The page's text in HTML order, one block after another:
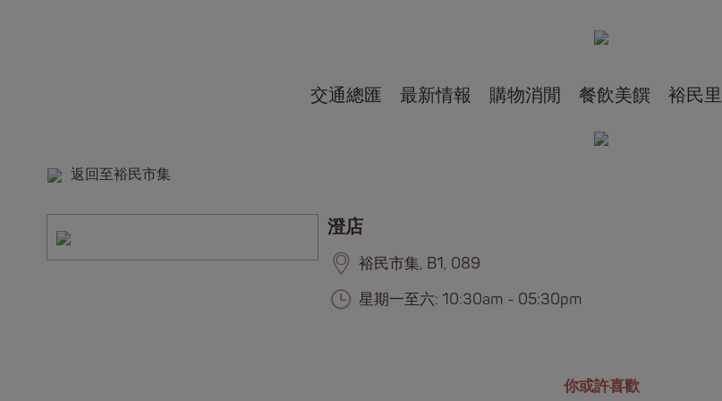
交通總匯 最新情報 購物消閒 餐飲美饌 裕民里
返回至裕民市集
澄店
裕民市集, B1, 089
星期一至六: 10:30am - 05:30pm
你或許喜歡